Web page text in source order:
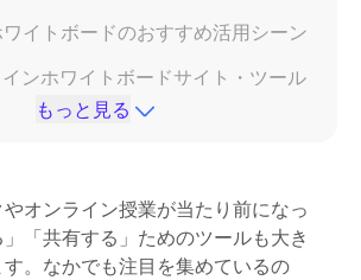
イトボードのおすすめ活用シーン
ンホワイトボードサイト・ツール
インホワイトボードは次世代の“共
もっと見る
オンライン授業が当たり前になっ
「共有する」ためのツールも大き
す。なかでも注目を集めているの